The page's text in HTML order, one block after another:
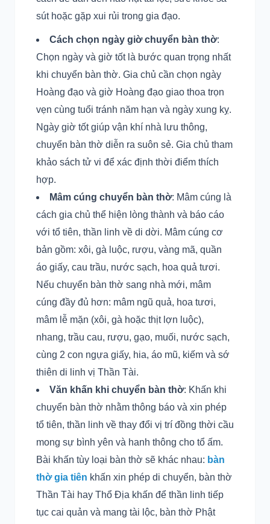
sút hoặc gặp xui rủi trong gia đạo.
Cách chọn ngày giờ chuyển bàn thờ:
Chọn ngày và giờ tốt là bước quan trọng nhất
khi chuyển bàn thờ. Gia chủ cần chọn ngày
Hoàng đạo và giờ Hoàng đạo giao thoa trọn
vẹn cùng tuổi tránh năm hạn và ngày xung kỵ.
Ngày giờ tốt giúp vận khí nhà lưu thông,
chuyển bàn thờ diễn ra suôn sẻ. Gia chủ tham
khảo sách tử vi để xác định thời điểm thích
hợp.
Mâm cúng chuyển bàn thờ: Mâm cúng là
cách gia chủ thể hiện lòng thành và báo cáo
với tổ tiên, thần linh về di dời. Mâm cúng cơ
bản gồm: xôi, gà luộc, rượu, vàng mã, quần
áo giấy, cau trầu, nước sạch, hoa quả tươi.
Nếu chuyển bàn thờ sang nhà mới, mâm
cúng đầy đủ hơn: mâm ngũ quả, hoa tươi,
mâm lễ mặn (xôi, gà hoặc thịt lợn luộc),
nhang, trầu cau, rượu, gạo, muối, nước sạch,
cùng 2 con ngựa giấy, hia, áo mũ, kiếm và sớ
thiên di linh vị Thần Tài.
Văn khấn khi chuyển bàn thờ: Khấn khi
chuyển bàn thờ nhằm thông báo và xin phép
tổ tiên, thần linh về thay đổi vị trí đồng thời cầu
mong sự bình yên và hanh thông cho tổ ấm.
Bài khấn tùy loại bàn thờ sẽ khác nhau: bàn
thờ gia tiên khấn xin phép di chuyển, bàn thờ
Thần Tài hay Thổ Địa khấn để thần linh tiếp
tục cai quản và mang tài lộc, bàn thờ Phật